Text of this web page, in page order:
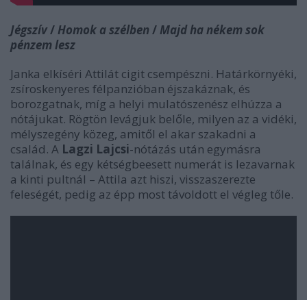
Jégszív/Homok a szélben /Majd ha nékem sok
pénzem lesz
Janka elkíséri Attilát cigit csempészni. Határkörnyéki,
zsíroskenyeres félpanzióban éjszakáznak, és
borozgatnak, míg a helyi mulatószenész elhúzza a
nótájukat. Rögtön levágjuk belőle, milyen az a vidéki,
mélyszegény közeg, amitől el akar szakadni a
család. A Lagzi Lajcsi-nótázás után egymásra
találnak, és egy kétségbeesett numerát is lezavarnak
a kinti pultnál – Attila azt hiszi, visszaszerezte
feleségét, pedig az épp most távoldott el végleg tőle.